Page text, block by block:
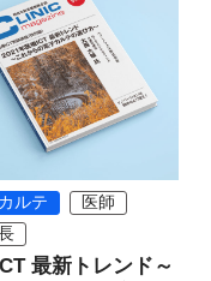
ルテ
医師
最新トレンド～